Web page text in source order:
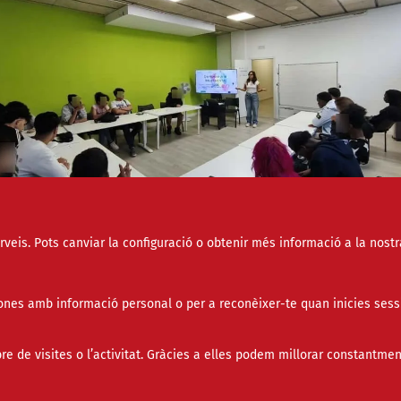
Pots canviar la configuració o obtenir més informació a la
amb informació personal o per a reconèixer-te quan inicies
de visites o l’activitat. Gràcies a elles podem millorar
de Noves Oportunitats Start Barcelona Costa
és el motor del canvi.